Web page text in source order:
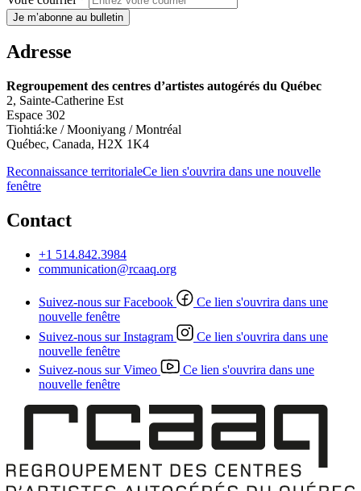
Je m’abonne au bulletin
Adresse
Regroupement des centres d’artistes autogérés du Québec
2, Sainte-Catherine Est
Espace 302
Tiohtiá:ke / Mooniyang / Montréal
Québec, Canada, H2X 1K4
Reconnaissance territorialeCe lien s'ouvrira dans une nouvelle
fenêtre
Contact
+1 514.842.3984
communication@rcaaq.org
Suivez-nous sur Facebook
Ce lien s'ouvrira dans une
nouvelle fenêtre
Suivez-nous sur Instagram
Ce lien s'ouvrira dans une
nouvelle fenêtre
Suivez-nous sur Vimeo
Ce lien s'ouvrira dans une
nouvelle fenêtre